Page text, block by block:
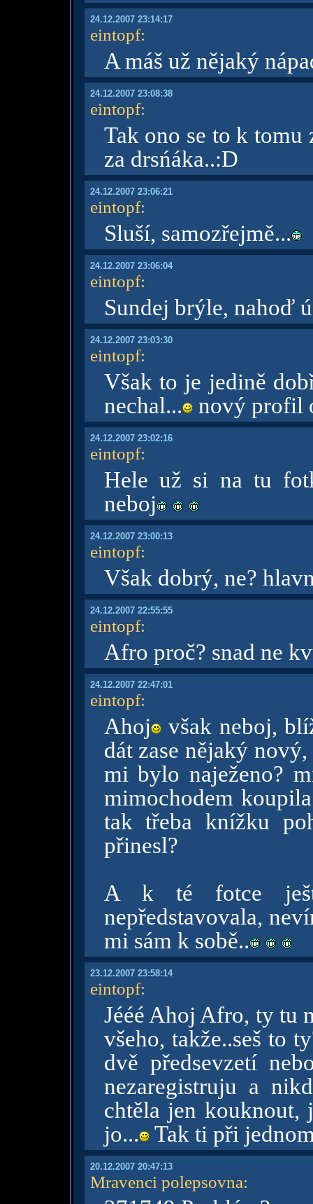
24.12.2007 23:14:17
eintopf:
A máš už nějaký
24.12.2007 23:08:38
eintopf:
Tak ono se to k
za drsńáka..:D
24.12.2007 23:06:21
eintopf:
Sluší, samozřejmě...
24.12.2007 23:06:04
eintopf:
Sundej brýle, nahoď
24.12.2007 23:03:30
eintopf:
Však to je jedině
nechal... nový profil
24.12.2007 23:02:16
eintopf:
Hele už si na tu
neboj
24.12.2007 23:00:13
eintopf:
Však dobrý, ne?
24.12.2007 22:55:55
eintopf:
Afro proč? snad ne
24.12.2007 22:47:01
eintopf:
Ahoj však neboj,
dát zase nějaký
mi bylo naježeno?
mimochodem
tak třeba knížku
přinesl?
A k té fotce
nepředstavovala,
mi sám k sobě..
23.12.2007 23:58:14
eintopf:
Jééé Ahoj Afro, ty tu
všeho, takže..seš to
dvě předsevzetí
nezaregistruju a
chtěla jen
jo... Tak ti při
20.12.2007 20:47:13
Mravenci polepsovna: